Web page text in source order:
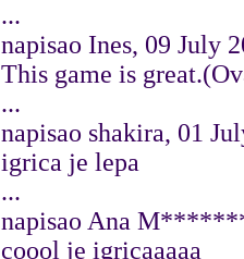
...
napisao Ines, 09 July
This game is
...
napisao shakira, 01
igrica je lepa
...
napisao Ana
coool je igricaaaaa